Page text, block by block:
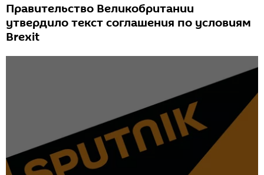
Правительство Великобритании
утвердило текст соглашения по условиям
Brexit